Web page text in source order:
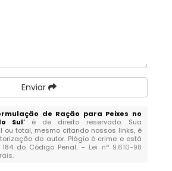
Enviar
de Ração para Peixes no
Sul" é de direito reservado. Sua
ou total, mesmo citando nossos links, é
do autor. Plágio é crime e está
do Código Penal. – Lei n° 9.610-98
.